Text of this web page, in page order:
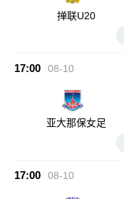
掸联U20
17:00 08-10
亚大那保女足
17:00 08-10